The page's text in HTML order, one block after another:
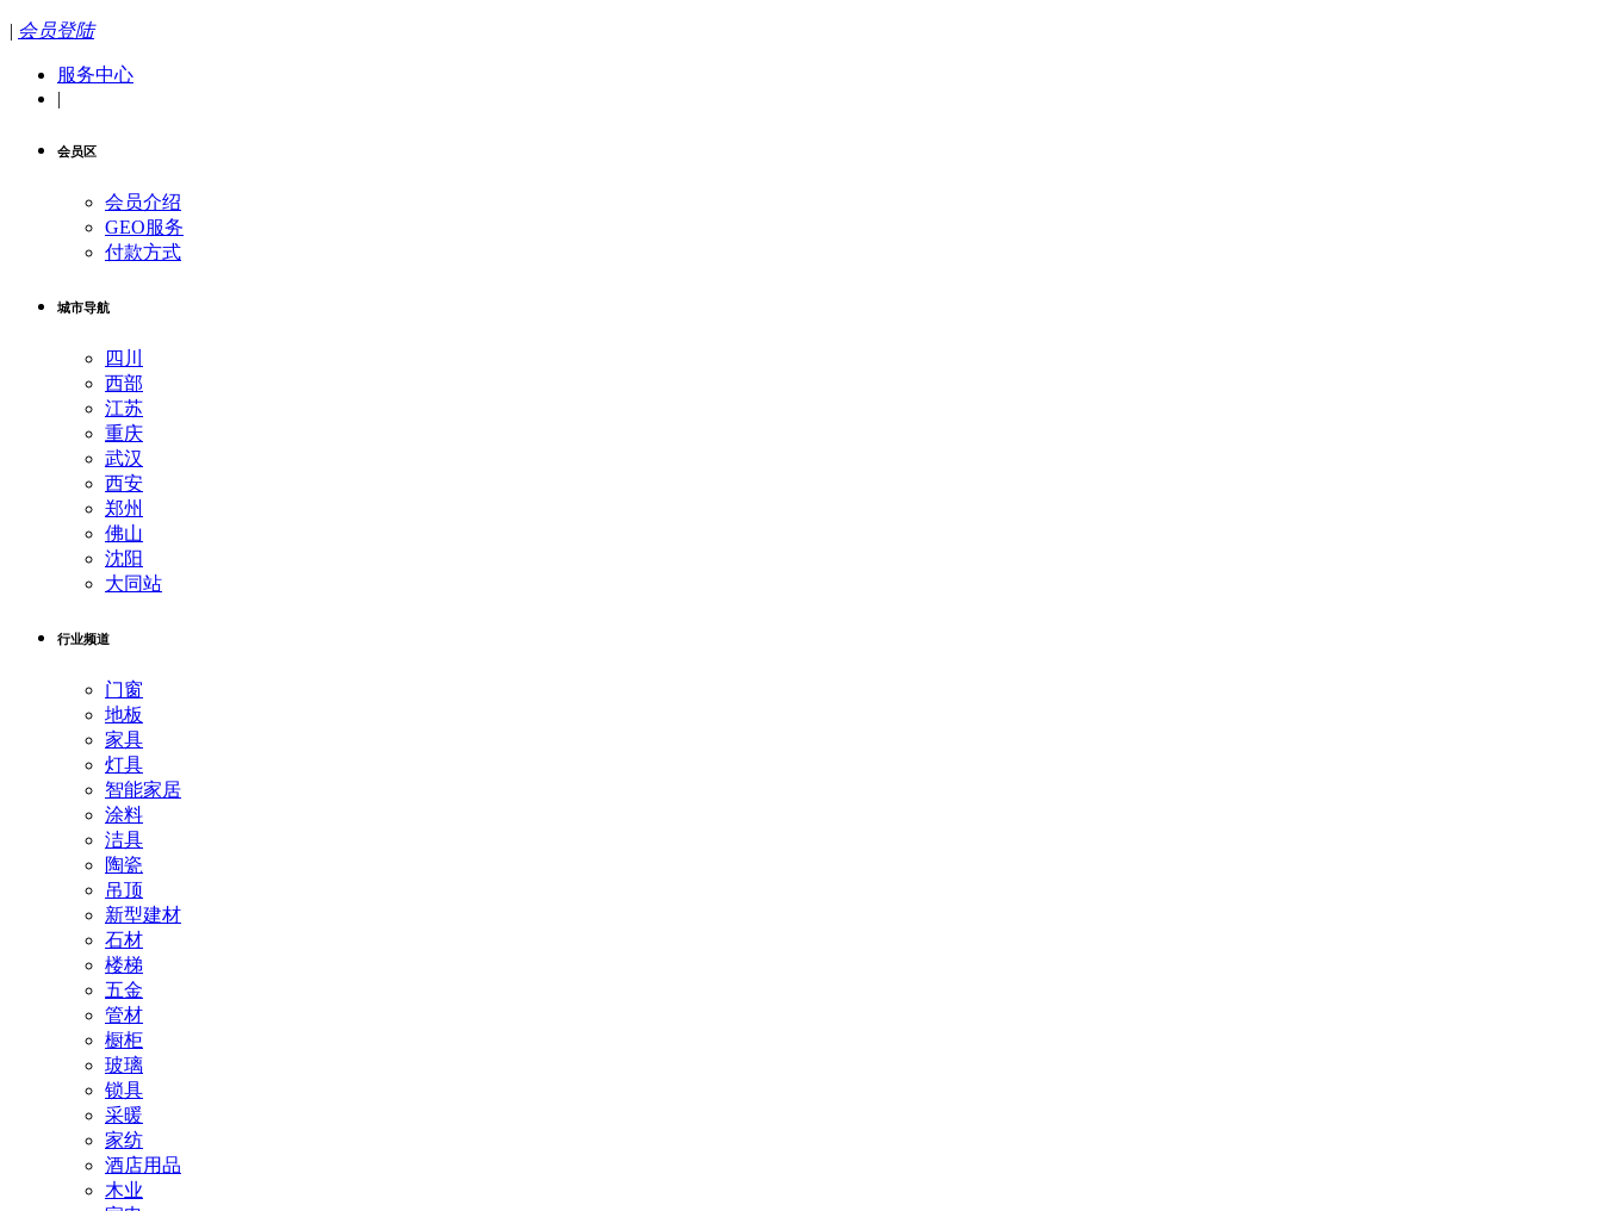
| 会员登陆
服务中心
|
会员区
会员介绍
GEO服务
付款方式
城市导航
四川
西部
江苏
重庆
武汉
西安
郑州
佛山
沈阳
大同站
行业频道
门窗
地板
家具
灯具
智能家居
涂料
洁具
陶瓷
吊顶
新型建材
石材
楼梯
五金
管材
橱柜
玻璃
锁具
采暖
家纺
酒店用品
木业